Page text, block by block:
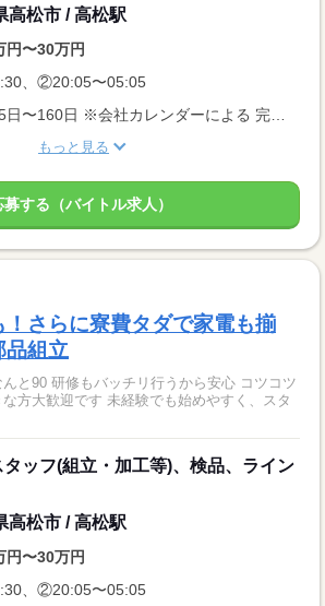
高松市 / 高松駅
〜30万円
、②20:05〜05:05
もっと見る
募する（バイトル求人）
さらに寮費タダで家電も揃
品組立
と90 研修もバッチリ行うから安心 コツコツ
方大歓迎です 未経験でも始めやすく、スタ
ッフ(組立・加工等)、検品、ライン
高松市 / 高松駅
〜30万円
、②20:05〜05:05